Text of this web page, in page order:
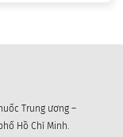
Trung ương –
Hồ Chí Minh.